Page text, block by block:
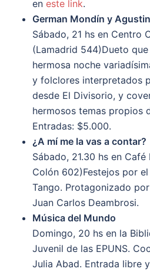
en este link.
German Mondín y
Sábado, 21 hs en Centro
(Lamadrid 544)Dueto
hermosa noche
y folclores interpretados
desde El Divisorio, y
hermosos temas propios
Entradas: $5.000.
¿A mí me la vas a contar?
Sábado, 21.30 hs en
Colón 602)Festejos por
Tango. Protagonizado
Juan Carlos Deambrosi.
Música del Mundo
Domingo, 20 hs en la
Juvenil de las EPUNS.
Julia Abad. Entrada libre